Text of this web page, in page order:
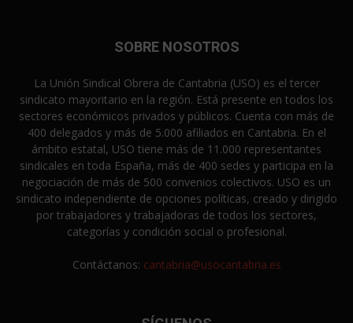
SOBRE NOSOTROS
La Unión Sindical Obrera de Cantabria (USO) es el tercer
sindicato mayoritario en la región. Está presente en todos los
sectores económicos privados y públicos. Cuenta con más de
400 delegados y más de 5.000 afiliados en Cantabria. En el
ámbito estatal, USO tiene más de 11.000 representantes
sindicales en toda España, más de 400 sedes y participa en la
negociación de más de 500 convenios colectivos. USO es un
sindicato independiente de opciones políticas, creado y dirigido
por trabajadores y trabajadoras de todos los sectores,
categorías y condición social o profesional.
Contáctanos: cantabria@usocantabria.es